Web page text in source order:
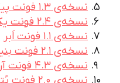
نسخه‌ی 1.3 فونت پیکان
نسخه‌ی 2.4 فونت یکان‌بخ
نسخه‌ی 1.1 فونت اَبر
نسخه‌ی 2.1 فونت بنیاد کودک
نسخه‌ی 4.3 فونت آرتین